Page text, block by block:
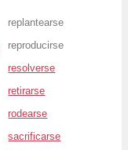
replantearse
reproducirse
resolverse
retirarse
rodearse
sacrificarse